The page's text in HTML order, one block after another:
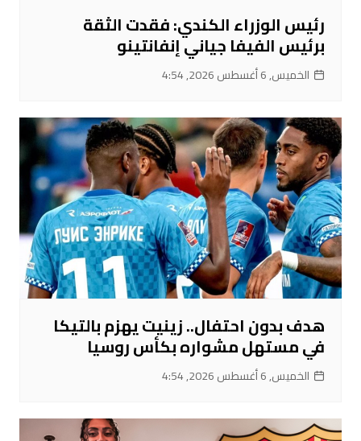
رئيس الوزراء الكندي: فقدت الثقة
برئيس الفيفا جياني إنفانتينو
الخميس, 6 أغسطس 2026, 4:54
هدف بدون احتفال.. زينيت يهزم بالتيكا
في مستهل مشواره بكأس روسيا
الخميس, 6 أغسطس 2026, 4:54